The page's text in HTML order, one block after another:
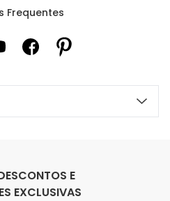
Frequentes
E
EXCLUSIVAS